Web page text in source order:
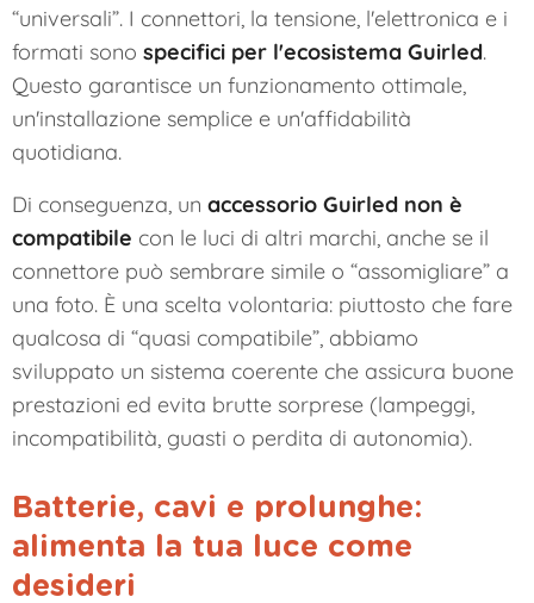
“universali”. I connettori, la tensione, l'elettronica e i
formati sono specifici per l'ecosistema Guirled.
Questo garantisce un funzionamento ottimale,
un'installazione semplice e un'affidabilità
quotidiana.
Di conseguenza, un accessorio Guirled non è
compatibile con le luci di altri marchi, anche se il
connettore può sembrare simile o “assomigliare” a
una foto. È una scelta volontaria: piuttosto che fare
qualcosa di “quasi compatibile”, abbiamo
sviluppato un sistema coerente che assicura buone
prestazioni ed evita brutte sorprese (lampeggi,
incompatibilità, guasti o perdita di autonomia).
Batterie, cavi e prolunghe:
alimenta la tua luce come
desideri